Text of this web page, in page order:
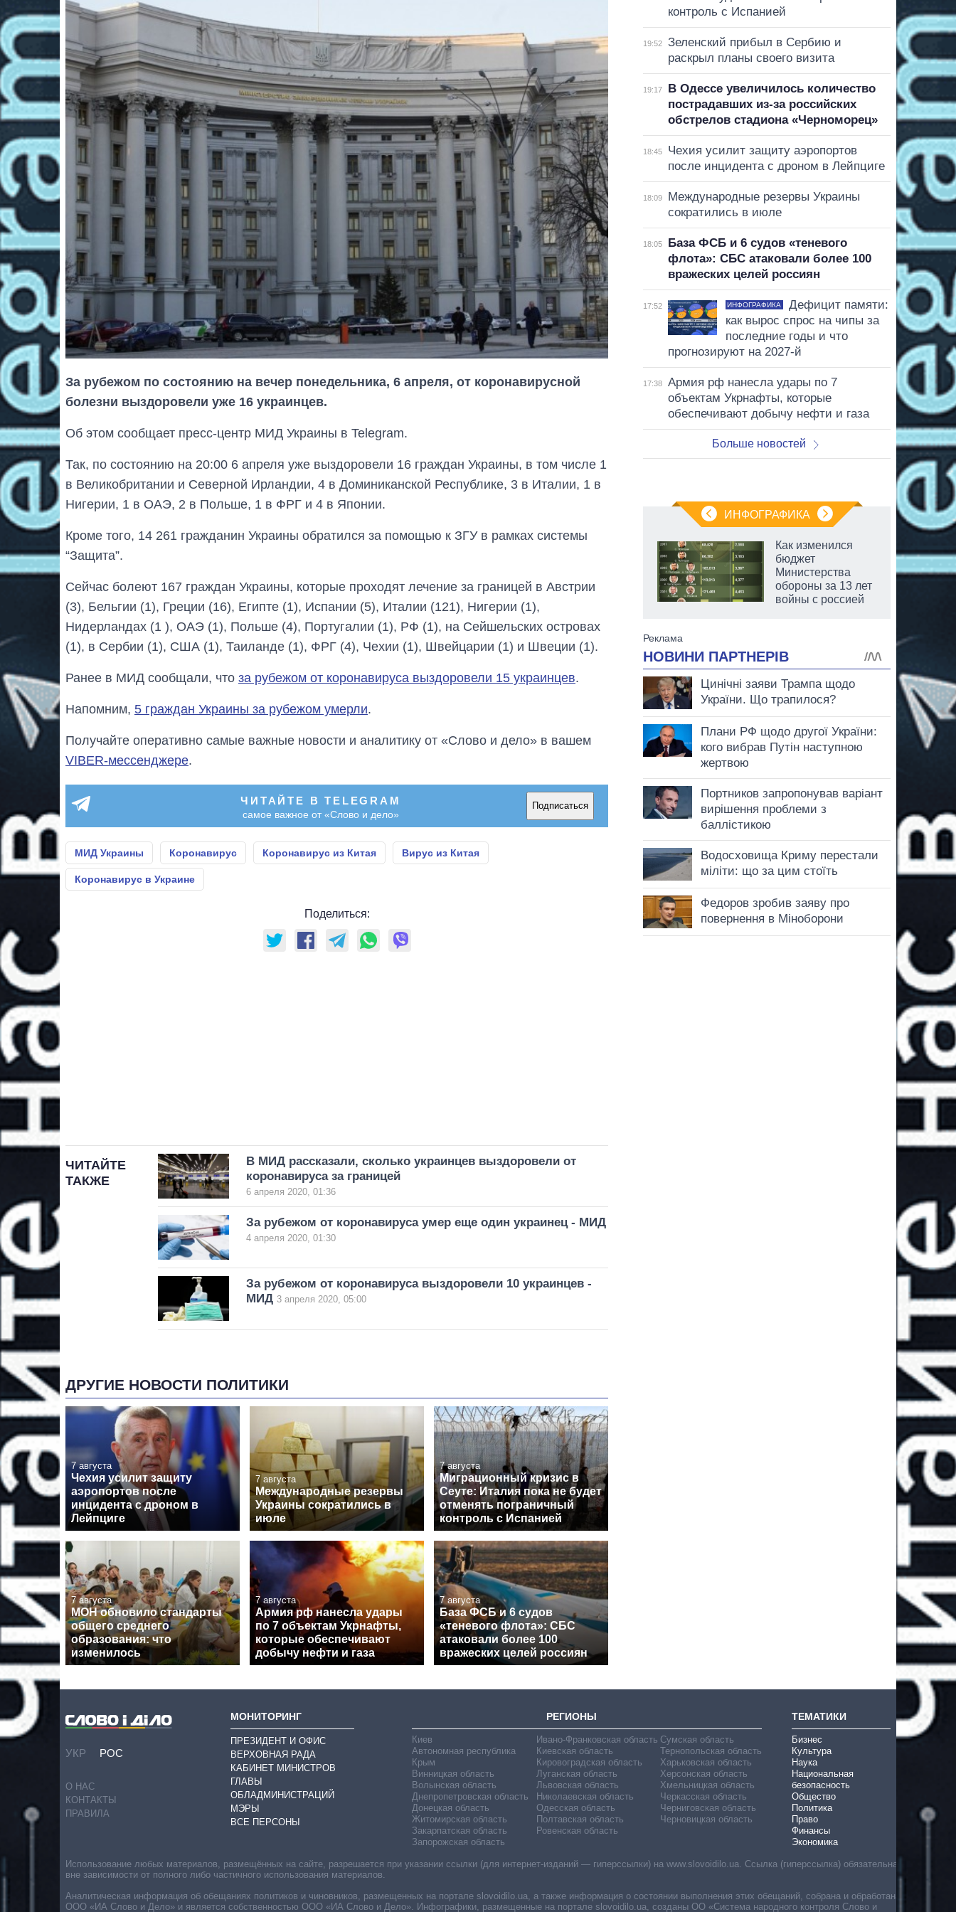
За рубежом по состоянию на вечер понедельника, 6 апреля, от коронавирусной
болезни выздоровели уже 16 украинцев.
Об этом сообщает пресс-центр МИД Украины в Telegram.
Так, по состоянию на 20:00 6 апреля уже выздоровели 16 граждан Украины, в том числе 1
в Великобритании и Северной Ирландии, 4 в Доминиканской Республике, 3 в Италии, 1 в
Нигерии, 1 в ОАЭ, 2 в Польше, 1 в ФРГ и 4 в Японии.
Кроме того, 14 261 гражданин Украины обратился за помощью к ЗГУ в рамках системы
“Защита”.
Сейчас болеют 167 граждан Украины, которые проходят лечение за границей в Австрии
(3), Бельгии (1), Греции (16), Египте (1), Испании (5), Италии (121), Нигерии (1),
Нидерландах (1 ), ОАЭ (1), Польше (4), Португалии (1), РФ (1), на Сейшельских островах
(1), в Сербии (1), США (1), Таиланде (1), ФРГ (4), Чехии (1), Швейцарии (1) и Швеции (1).
Ранее в МИД сообщали, что за рубежом от коронавируса выздоровели 15 украинцев.
Напомним, 5 граждан Украины за рубежом умерли.
Получайте оперативно самые важные новости и аналитику от «Слово и дело» в вашем
VIBER-мессенджере.
ЧИТАЙТЕ В TELEGRAM
самое важное от «Слово и дело»
Подписаться
МИД Украины Коронавирус Коронавирус из Китая Вирус из Китая
Коронавирус в Украине
Поделиться:
ЧИТАЙТЕ
ТАКЖЕ
В МИД рассказали, сколько украинцев выздоровели от
коронавируса за границей
6 апреля 2020, 01:36
За рубежом от коронавируса умер еще один украинец - МИД
4 апреля 2020, 01:30
За рубежом от коронавируса выздоровели 10 украинцев -
МИД 3 апреля 2020, 05:00
ДРУГИЕ НОВОСТИ ПОЛИТИКИ
7 августа
Чехия усилит защиту
аэропортов после
инцидента с дроном в
Лейпциге
7 августа
Международные резервы
Украины сократились в
июле
7 августа
Миграционный кризис в
Сеуте: Италия пока не будет
отменять пограничный
контроль с Испанией
7 августа
МОН обновило стандарты
общего среднего
образования: что
изменилось
7 августа
Армия рф нанесла удары
по 7 объектам Укрнафты,
которые обеспечивают
добычу нефти и газа
7 августа
База ФСБ и 6 судов
«теневого флота»: СБС
атаковали более 100
вражеских целей россиян
контроль с Испанией
19:52
Зеленский прибыл в Сербию и
раскрыл планы своего визита
19:17
В Одессе увеличилось количество
пострадавших из-за российских
обстрелов стадиона «Черноморец»
18:45
Чехия усилит защиту аэропортов
после инцидента с дроном в Лейпциге
18:09
Международные резервы Украины
сократились в июле
18:05
База ФСБ и 6 судов «теневого
флота»: СБС атаковали более 100
вражеских целей россиян
17:52 ИНФОГРАФИКА
Дефицит памяти:
как вырос спрос на чипы за
последние годы и что
прогнозируют на 2027-й
17:38
Армия рф нанесла удары по 7
объектам Укрнафты, которые
обеспечивают добычу нефти и газа
Больше новостей
ИНФОГРАФИКА
за лето: Киев и
область стали
главной целью рф
Как изменился
бюджет
Министерства
обороны за 13 лет
войны с россией
УКР РОС
О НАС
КОНТАКТЫ
ПРАВИЛА
МОНИТОРИНГ
ПРЕЗИДЕНТ И ОФИС
ВЕРХОВНАЯ РАДА
КАБИНЕТ МИНИСТРОВ
ГЛАВЫ
ОБЛАДМИНИСТРАЦИЙ
МЭРЫ
ВСЕ ПЕРСОНЫ
РЕГИОНЫ
Киев
Автономная республика
Крым
Винницкая область
Волынская область
Днепропетровская область
Донецкая область
Житомирская область
Закарпатская область
Запорожская область
Ивано-Франковская область
Киевская область
Кировоградская область
Луганская область
Львовская область
Николаевская область
Одесская область
Полтавская область
Ровенская область
Сумская область
Тернопольская область
Харьковская область
Херсонская область
Хмельницкая область
Черкасская область
Черниговская область
Черновицкая область
ТЕМАТИКИ
Бизнес
Культура
Наука
Национальная
безопасность
Общество
Политика
Право
Финансы
Экономика
Использование любых материалов, размещённых на сайте, разрешается при указании ссылки (для интернет-изданий — гиперссылки) на www.slovoidilo.ua. Ссылка (гиперссылка) обязательна
вне зависимости от полного либо частичного использования материалов.
Аналитическая информация об обещаниях политиков и чиновников, размещенных на портале slovoidilo.ua, а также информация о состоянии выполнения этих обещаний, собрана и обработана
ООО «ИА Слово и Дело» и является собственностью ООО «ИА Слово и Дело». Инфографики, размещенные на портале slovoidilo.ua, созданы ОО «Система народного контроля Слово и